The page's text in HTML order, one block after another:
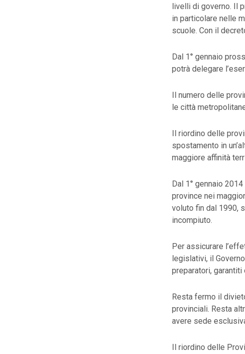
livelli di governo. Il
in particolare nelle
scuole. Con il
Dal 1° gennaio
potrà delegare
Il numero delle
le città
Il riordino delle
spostamento in
maggiore affinità
Dal 1° gennaio
province nei
voluto fin dal 1990,
incompiuto.
Per assicurare
legislativi, il
preparatori,
Resta fermo il
provinciali. Resta
avere sede
Il riordino delle